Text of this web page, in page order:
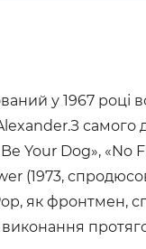
у 1967 році
самого
Your Dog», «No
(1973,
як фронтмен,